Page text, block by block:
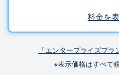
料金を
「エンタープライズプ
※表示価格はすべて